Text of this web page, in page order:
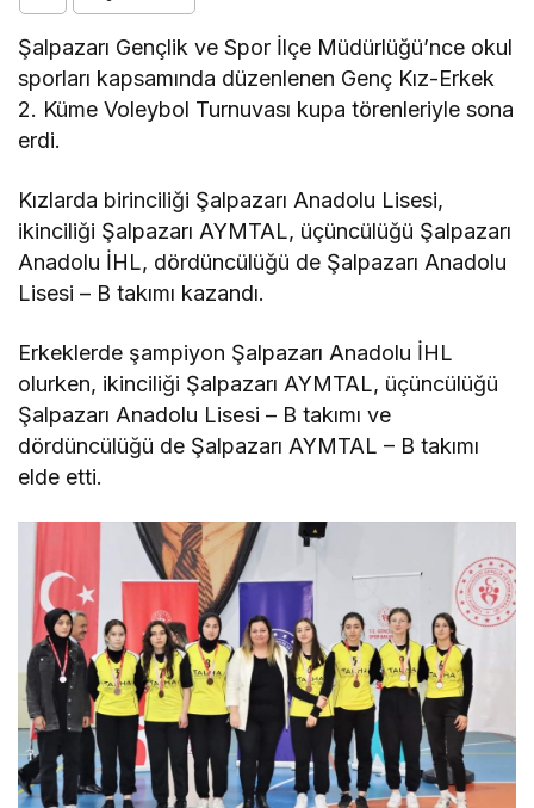
Şalpazarı Gençlik ve Spor İlçe Müdürlüğü’nce okul
sporları kapsamında düzenlenen Genç Kız-Erkek
2. Küme Voleybol Turnuvası kupa törenleriyle sona
erdi.
Kızlarda birinciliği Şalpazarı Anadolu Lisesi,
ikinciliği Şalpazarı AYMTAL, üçüncülüğü Şalpazarı
Anadolu İHL, dördüncülüğü de Şalpazarı Anadolu
Lisesi – B takımı kazandı.
Erkeklerde şampiyon Şalpazarı Anadolu İHL
olurken, ikinciliği Şalpazarı AYMTAL, üçüncülüğü
Şalpazarı Anadolu Lisesi – B takımı ve
dördüncülüğü de Şalpazarı AYMTAL – B takımı
elde etti.